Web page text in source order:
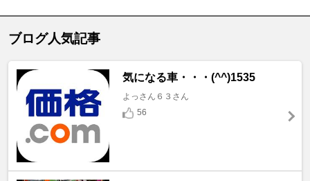
ブログ人気記事
気になる車・・・(^^)1535
よっさん６３さん
56